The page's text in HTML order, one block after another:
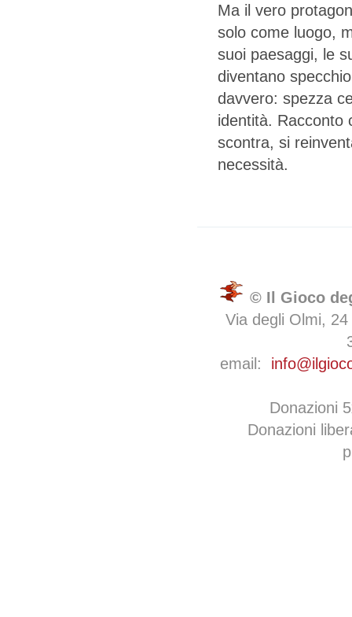
Ma il vero
solo come luogo,
suoi paesaggi, le
diventano
davvero: spezza
identità. Racconto
scontra, si
necessità.
© Il Gioco
Via degli Olmi,
email:
Donazioni
Donazioni